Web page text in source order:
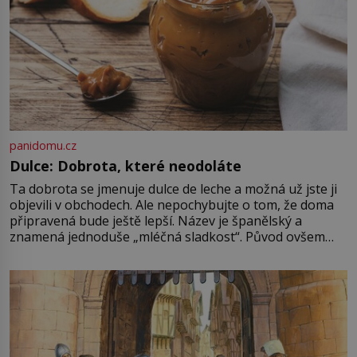
panidomu.cz
Dulce: Dobrota, které neodoláte
Ta dobrota se jmenuje dulce de leche a možná už jste ji
objevili v obchodech. Ale nepochybujte o tom, že doma
připravená bude ještě lepší. Název je španělský a
znamená jednoduše „mléčná sladkost“. Původ ovšem
pře hned několik latinskoamerických zemí a k tomu
Francie, kde se traduje,